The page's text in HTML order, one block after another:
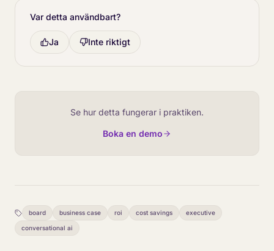
Var detta användbart?
Ja Inte riktigt
Se hur detta fungerar i praktiken.
Boka en demo
board business case roi cost savings executive
conversational ai